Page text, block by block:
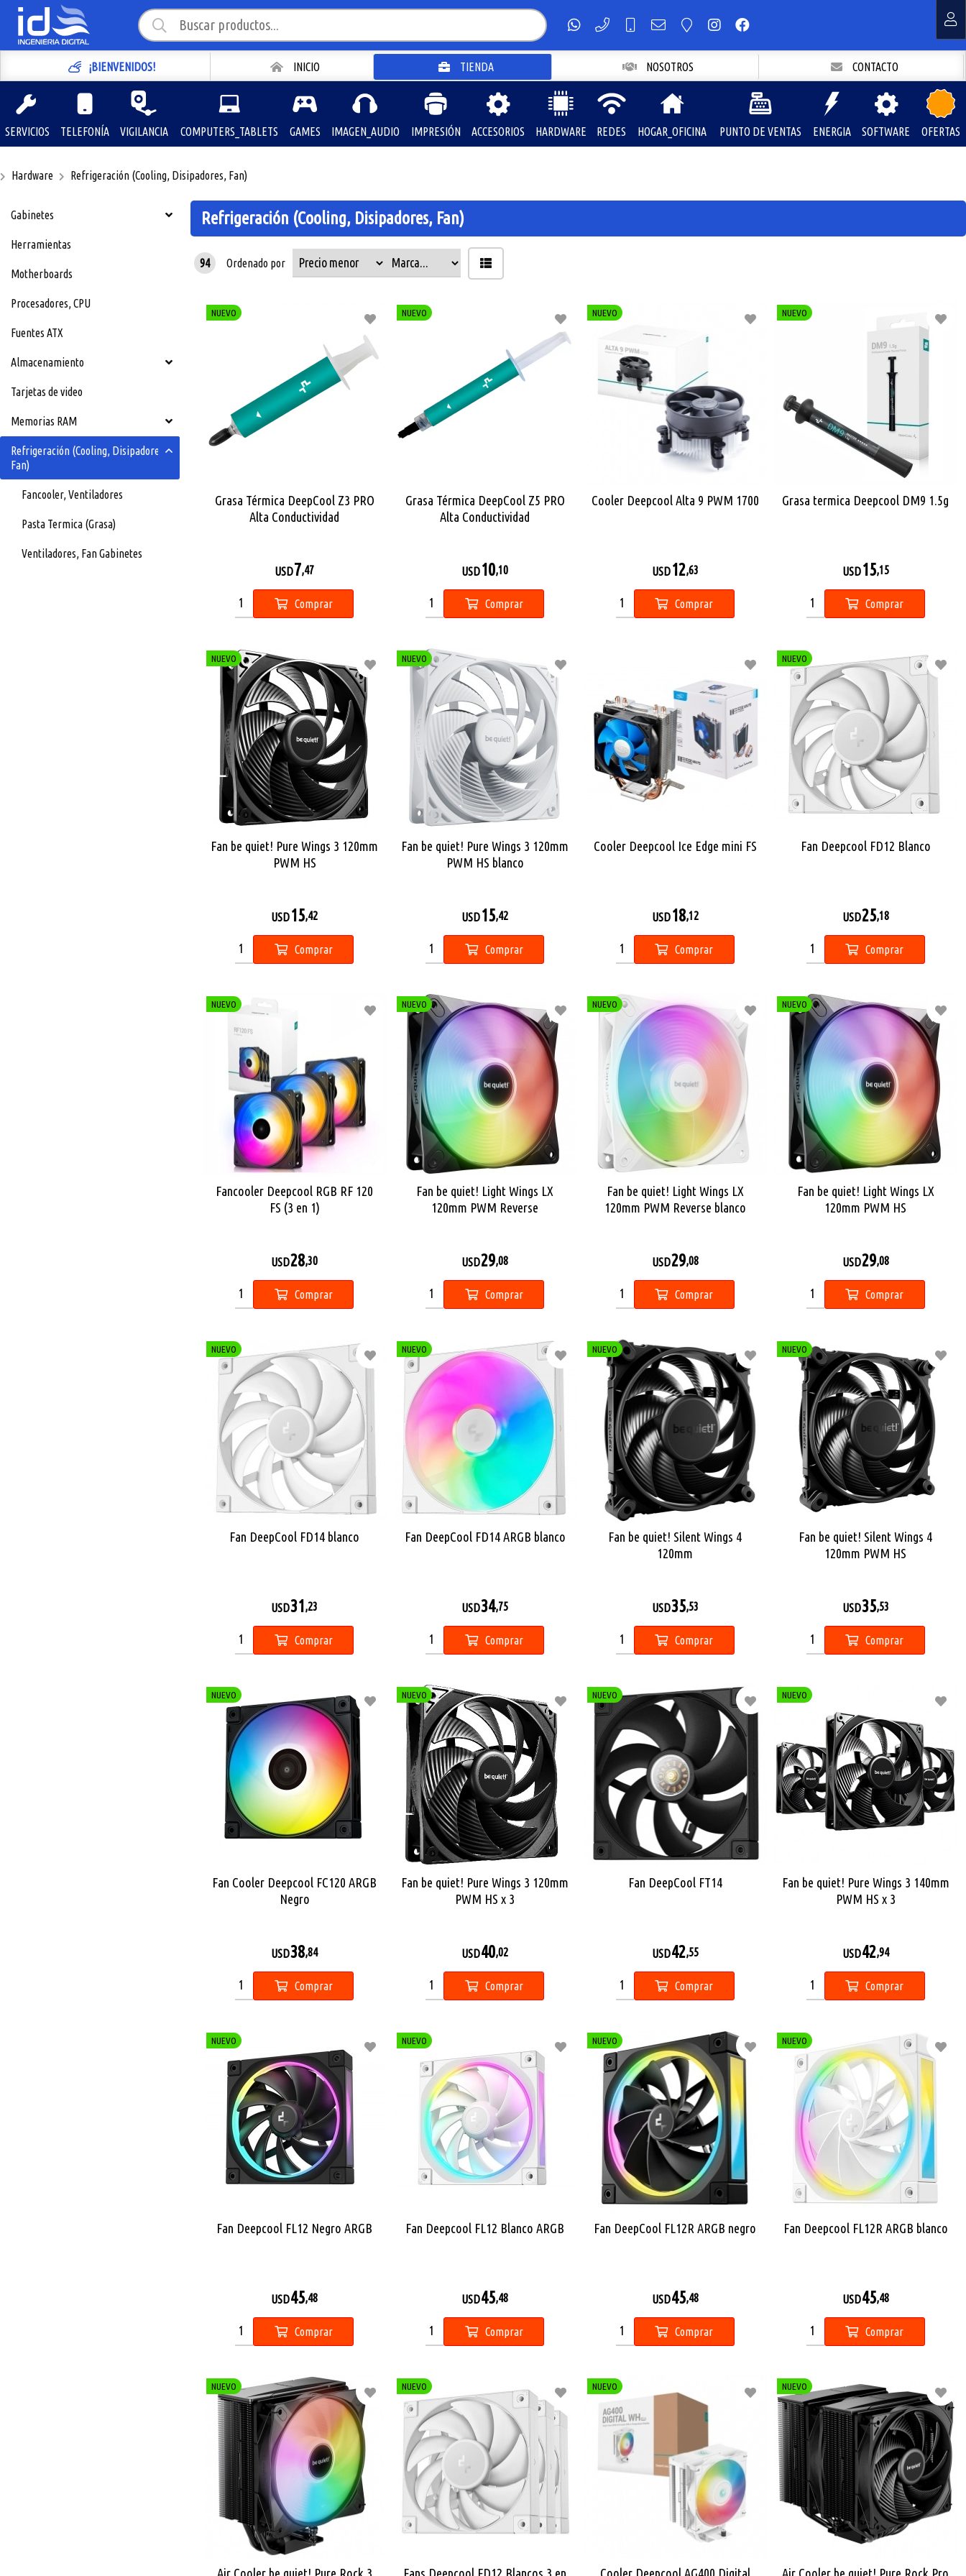
¡BIENVENIDOS! INICIO TIENDA NOSOTROS CONTACTO
SERVICIOS TELEFONÍA VIGILANCIA COMPUTERS_TABLETS GAMES IMAGEN_AUDIO IMPRESIÓN ACCESORIOS HARDWARE REDES HOGAR_OFICINA PUNTO DE VENTAS ENERGIA SOFTWARE OFERTAS
Hardware Refrigeración (Cooling, Disipadores, Fan)
Gabinetes
Herramientas
Motherboards
Procesadores, CPU
Fuentes ATX
Almacenamiento
Tarjetas de video
Memorias RAM
Refrigeración (Cooling, Disipadores,
Fan)
Fancooler, Ventiladores
Pasta Termica (Grasa)
Ventiladores, Fan Gabinetes
Refrigeración (Cooling, Disipadores, Fan)
94 Ordenado por
NUEVO
Grasa Térmica DeepCool Z3 PRO
Alta Conductividad
USD7,47
Comprar
NUEVO
Grasa Térmica DeepCool Z5 PRO
Alta Conductividad
USD10,10
Comprar
NUEVO
Cooler Deepcool Alta 9 PWM 1700
USD12,63
Comprar
NUEVO
Grasa termica Deepcool DM9 1.5g
USD15,15
Comprar
NUEVO
Fan be quiet! Pure Wings 3 120mm
PWM HS
USD15,42
Comprar
NUEVO
Fan be quiet! Pure Wings 3 120mm
PWM HS blanco
USD15,42
Comprar
Cooler Deepcool Ice Edge mini FS
USD18,12
Comprar
NUEVO
Fan Deepcool FD12 Blanco
USD25,18
Comprar
NUEVO
Fancooler Deepcool RGB RF 120
FS (3 en 1)
USD28,30
Comprar
NUEVO
Fan be quiet! Light Wings LX
120mm PWM Reverse
USD29,08
Comprar
NUEVO
Fan be quiet! Light Wings LX
120mm PWM Reverse blanco
USD29,08
Comprar
NUEVO
Fan be quiet! Light Wings LX
120mm PWM HS
USD29,08
Comprar
NUEVO
Fan DeepCool FD14 blanco
USD31 ,23
Comprar
NUEVO
Fan DeepCool FD14 ARGB blanco
USD34,75
Comprar
NUEVO
Fan be quiet! Silent Wings 4
120mm
USD35,53
Comprar
NUEVO
Fan be quiet! Silent Wings 4
120mm PWM HS
USD35,53
Comprar
NUEVO
Fan Cooler Deepcool FC120 ARGB
Negro
USD38,84
Comprar
NUEVO
Fan be quiet! Pure Wings 3 120mm
PWM HS x 3
USD40,02
Comprar
NUEVO
Fan DeepCool FT14
USD42,55
Comprar
NUEVO
Fan be quiet! Pure Wings 3 140mm
PWM HS x 3
USD42,94
Comprar
NUEVO
Fan Deepcool FL12 Negro ARGB
USD45,48
Comprar
NUEVO
Fan Deepcool FL12 Blanco ARGB
USD45,48
Comprar
NUEVO
Fan DeepCool FL12R ARGB negro
USD45,48
Comprar
NUEVO
Fan Deepcool FL12R ARGB blanco
USD45,48
Comprar
NUEVO NUEVO NUEVO NUEVO